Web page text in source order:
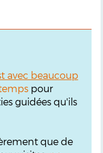
avec beaucoup
pour
guidées qu'ils
que de